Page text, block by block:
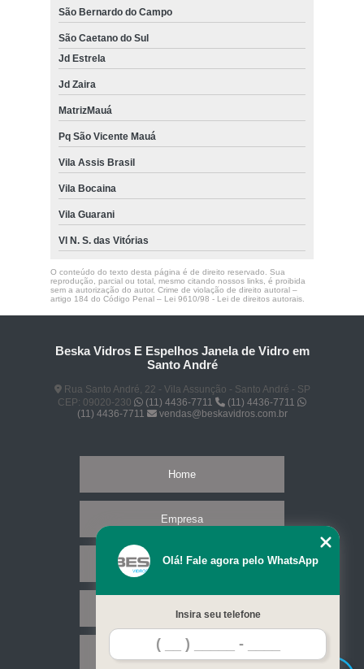
São Bernardo do Campo
São Caetano do Sul
Jd Estrela
Jd Zaira
MatrizMauá
Pq São Vicente Mauá
Vila Assis Brasil
Vila Bocaina
Vila Guarani
Vl N. S. das Vitórias
O conteúdo do texto desta página é de direito reservado. Sua
reprodução, parcial ou total, mesmo citando nossos links, é proibida
sem a autorização do autor. Crime de violação de direito autoral –
artigo 184 do Código Penal – Lei 9610/98 - Lei de direitos autorais.
Beska Vidros E Espelhos Janela de Vidro em
Santo André
Rua Santo André, 22 - Vila Assunção - Santo André - SP
CEP: 09020-230
(11) 4436-7711
(11) 4436-7711
(11) 4436-7711
vendas@beskavidros.com.br
Home
Empresa
Missão
Serviços
Contato
Olá! Fale agora pelo WhatsApp
Insira seu telefone